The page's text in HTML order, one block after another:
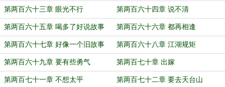
第两百六十三章 眼光不行 第两百六十四章 说不清
第两百六十五章 喝多了好说故事 第两百六十六章 都再相逢
第两百六十七章 好像一个旧故事 第两百六十八章 江湖规矩
第两百六十九章 要有些勇气 第两百七十章 出嫁
第两百七十一章 不想太平 第两百七十二章 要去天台山